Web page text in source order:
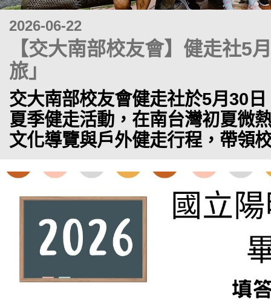
2026-06-22
【交大南部校友會】健走社5
旅」
交大南部校友會健走社於5月30
夏季健走活動，在南台灣初夏微
文化導覽與戶外健走行程，帶